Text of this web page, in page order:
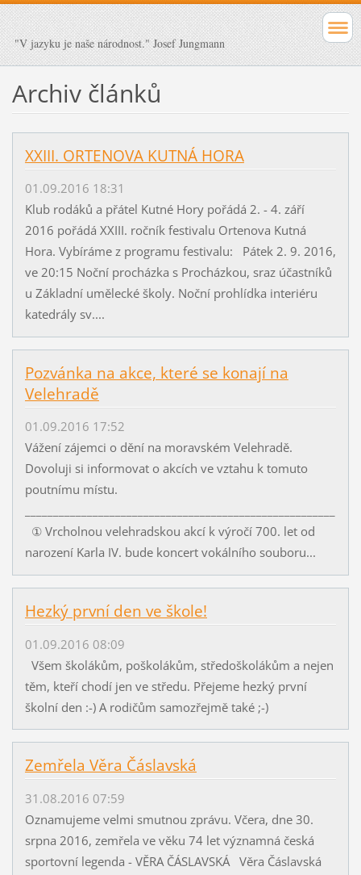
"V jazyku je naše národnost." Josef Jungmann
Archiv článků
XXIII. ORTENOVA KUTNÁ HORA
01.09.2016 18:31
Klub rodáků a přátel Kutné Hory pořádá 2. - 4. září
2016 pořádá XXIII. ročník festivalu Ortenova Kutná
Hora. Vybíráme z programu festivalu: Pátek 2. 9. 2016,
ve 20:15 Noční procházka s Procházkou, sraz účastníků
u Základní umělecké školy. Noční prohlídka interiéru
katedrály sv....
Pozvánka na akce, které se konají na
Velehradě
01.09.2016 17:52
Vážení zájemci o dění na moravském Velehradě.
Dovoluji si informovat o akcích ve vztahu k tomuto
poutnímu místu.
① Vrcholnou velehradskou akcí k výročí 700. let od
narození Karla IV. bude koncert vokálního souboru...
Hezký první den ve škole!
01.09.2016 08:09
Všem školákům, poškolákům, středoškolákům a nejen
těm, kteří chodí jen ve středu. Přejeme hezký první
školní den :-) A rodičům samozřejmě také ;-)
Zemřela Věra Čáslavská
31.08.2016 07:59
Oznamujeme velmi smutnou zprávu. Včera, dne 30.
srpna 2016, zemřela ve věku 74 let významná česká
sportovní legenda - VĚRA ČÁSLAVSKÁ Věra Čáslavská